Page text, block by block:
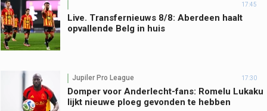
17:45
Live. Transfernieuws 8/8: Aberdeen haalt
opvallende Belg in huis
Jupiler Pro League 17:30
Domper voor Anderlecht-fans: Romelu Lukaku
lijkt nieuwe ploeg gevonden te hebben